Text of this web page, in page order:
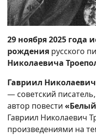
29 ноября 2025 года
рождения русского
Николаевича
Гавриил
— советский
автор повести
Гавриил Николаевич
произведениями на